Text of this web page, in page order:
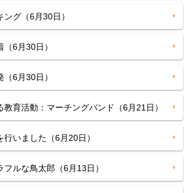
グ（6月30日）
6月30日）
6月30日）
教育活動：マーチングバンド（6月21日）
いました（6月20日）
フルな鳥太郎（6月13日）